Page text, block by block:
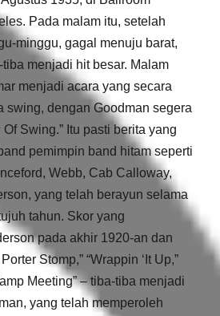
Pada malam itu, setelah
minggu, gagal menuju barat,
menjadi hit besar. Malam
menjadi acara yang secara
swing, dengan Goodman segera
Swing.” Itu pasti berita yang
pemimpin band hitam seperti
Webb, Cab Calloway,
yang telah berayun selama
tahun. Skor yang
pada akhir 1920-an dan
Stomp,” “Wrappin ‘It Up,”
Meeting” – tiba-tiba menjadi
yang telah memperoleh